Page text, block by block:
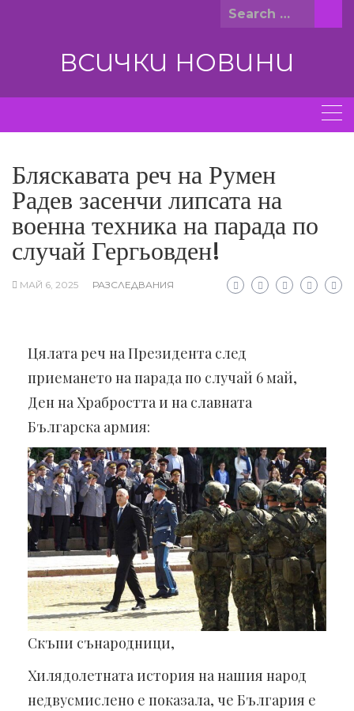
Search
ВСИЧКИ НОВИНИ
Бляскавата реч на Румен
Радев засенчи липсата на
военна техника на парада по
случай Гергьовден!
МАЙ 6, 2025 РАЗСЛЕДВАНИЯ
Цялата реч на Президента след
приемането на парада по случай 6 май,
Ден на Храбростта и на славната
Българска армия:
Скъпи сънародници,
Хилядолетната история на нашия народ
недвусмислено е показала, че България е